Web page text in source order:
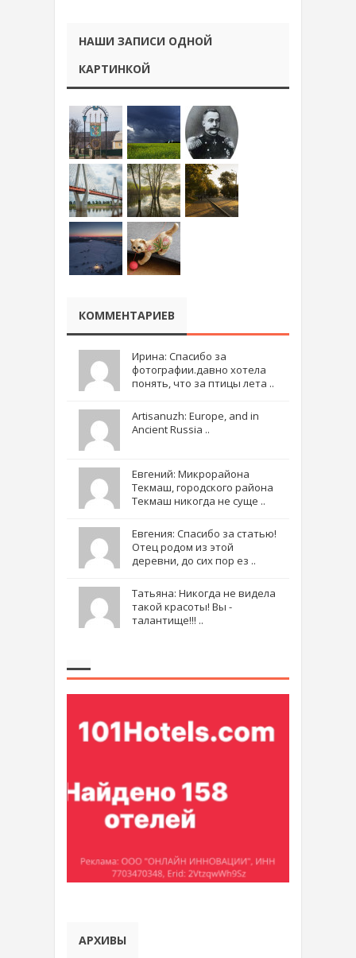
НАШИ ЗАПИСИ ОДНОЙ
КАРТИНКОЙ
КОММЕНТАРИЕВ
Ирина: Спасибо за
фотографии.давно хотела
понять, что за птицы лета ..
Artisanuzh: Europe, and in
Ancient Russia ..
Евгений: Микрорайона
Текмаш, городского района
Текмаш никогда не суще ..
Евгения: Спасибо за статью!
Отец родом из этой
деревни, до сих пор ез ..
Татьяна: Никогда не видела
такой красоты! Вы -
талантище!!! ..
АРХИВЫ